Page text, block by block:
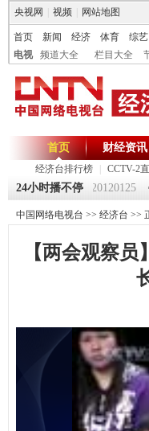
央视网 视频 网站地图
首页 新闻 经济 体育 综艺
电视
频道大全 栏目大全
首页
经济台排行榜 CCTV-2
财经资讯
24小时播不停
《第一时间》 20120125 [
中国网络电视台 >> 经济台 >>
【两会观察